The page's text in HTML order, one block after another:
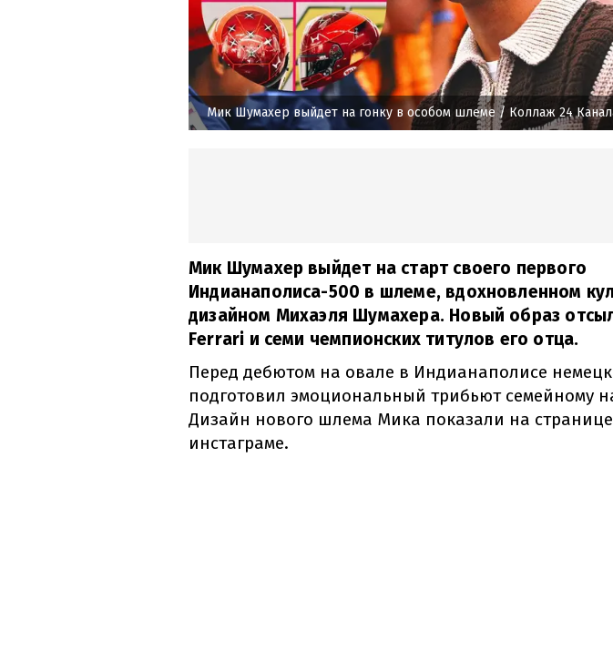
Мик Шумахер выйдет на гонку в особом шлеме/ Коллаж 24
Мик Шумахер выйдет на старт своего первого
Индианаполиса-500 в шлеме, вдохновленном
дизайном Михаэля Шумахера. Новый образ
Ferrari и семи чемпионских титулов его отца.
Перед дебютом на овале в Индианаполисе
подготовил эмоциональный трибьют семейному
Дизайн нового шлема Мика показали на странице
инстаграме.